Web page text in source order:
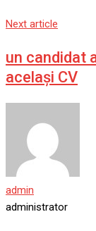
Next article
un candidat
același CV
admin
administrator